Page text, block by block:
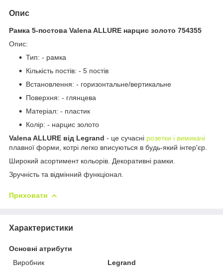
Опис
Рамка 5-постова Valena ALLURE нарцис золото 754355
Опис:
Тип: - рамка
Кількість постів: - 5 постів
Встановлення: - горизонтальне/вертикальне
Поверхня: - глянцева
Матеріал: - пластик
Колір: - нарцис золото
Valena ALLURE від Legrand - це сучасні розетки і вимикачі
плавної форми, котрі легко вписуються в будь-який інтер'єр.
Широкий асортимент кольорів. Декоративні рамки.
Зручність та відмінний функціонал.
Приховати
Характеристики
Основні атрибути
Виробник
Legrand